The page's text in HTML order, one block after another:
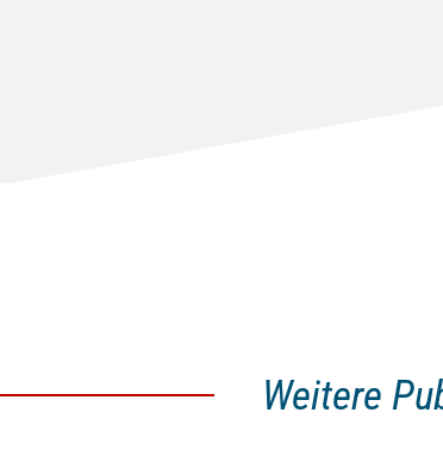
Weitere